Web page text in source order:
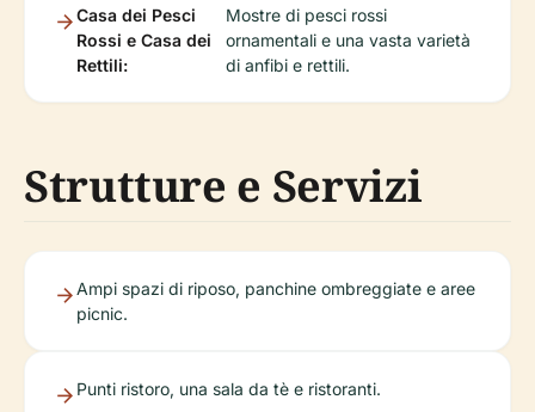
Casa dei Pesci
Rossi e Casa dei
Rettili:
Mostre di pesci rossi
ornamentali e una vasta varietà
di anfibi e rettili.
Strutture e Servizi
Ampi spazi di riposo, panchine ombreggiate e aree
picnic.
Punti ristoro, una sala da tè e ristoranti.